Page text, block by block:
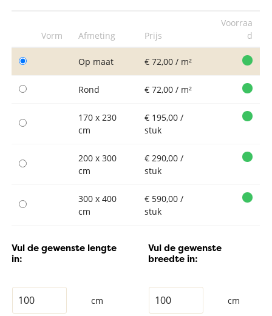
Vorm Afmeting Prijs
Voorraa
d
Op maat € 72,00 / m²
Rond € 72,00 / m²
170 x 230
cm
€ 195,00 /
stuk
200 x 300
cm
€ 290,00 /
stuk
300 x 400
cm
€ 590,00 /
stuk
Vul de gewenste lengte
in:
cm
Vul de gewenste
breedte in:
cm